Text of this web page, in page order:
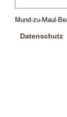
Mund-zu-Maul-
Datenschutz